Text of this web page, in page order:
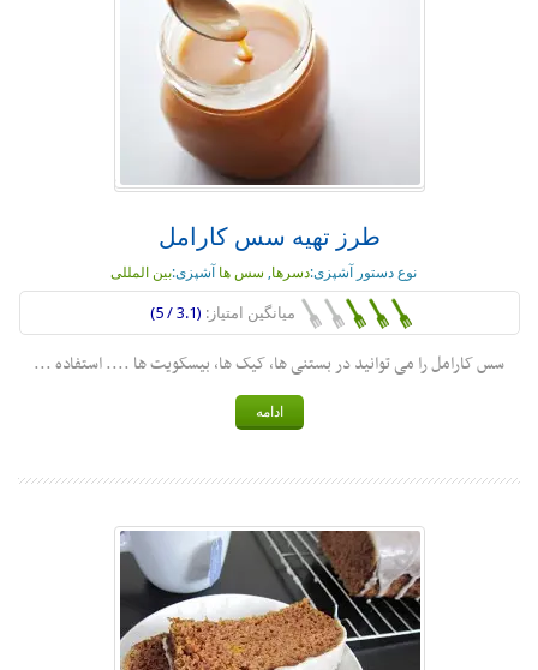
طرز تهیه سس کارامل
نوع دستور آشپزی:دسرها, سس ها آشپزی:بین المللی
میانگین امتیاز: (3.1 / 5)
سس کارامل را می توانید در بستنی ها، کیک ها، بیسکویت ها .... استفاده ...
ادامه